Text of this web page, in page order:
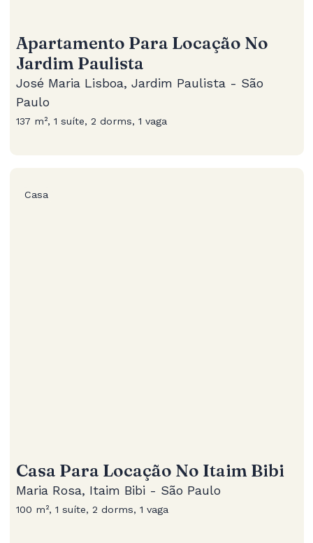
Apartamento Para Locação No
Jardim Paulista
José Maria Lisboa, Jardim Paulista - São
Paulo
137 m², 1 suíte, 2 dorms, 1 vaga
Casa
Casa Para Locação No Itaim Bibi
Maria Rosa, Itaim Bibi - São Paulo
100 m², 1 suíte, 2 dorms, 1 vaga